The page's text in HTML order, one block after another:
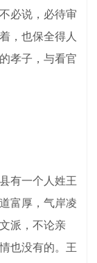
必说，必待审
，也保全得人
孝子，与看官
有一个人姓王
富厚，气岸凌
派，不论亲
也没有的。王